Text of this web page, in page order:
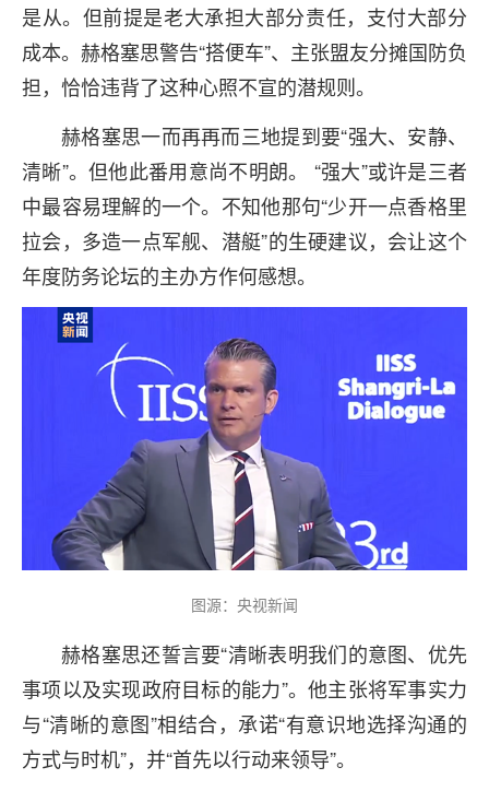
是从。但前提是老大承担大部分责任，支付大部分
成本。赫格塞思警告“搭便车”、主张盟友分摊国防负
担，恰恰违背了这种心照不宣的潜规则。
赫格塞思一而再再而三地提到要“强大、安静、
清晰”。但他此番用意尚不明朗。 “强大”或许是三者
中最容易理解的一个。不知他那句“少开一点香格里
拉会，多造一点军舰、潜艇”的生硬建议，会让这个
年度防务论坛的主办方作何感想。
图源：央视新闻
赫格塞思还誓言要“清晰表明我们的意图、优先
事项以及实现政府目标的能力”。他主张将军事实力
与“清晰的意图”相结合，承诺“有意识地选择沟通的
方式与时机”，并“首先以行动来领导”。